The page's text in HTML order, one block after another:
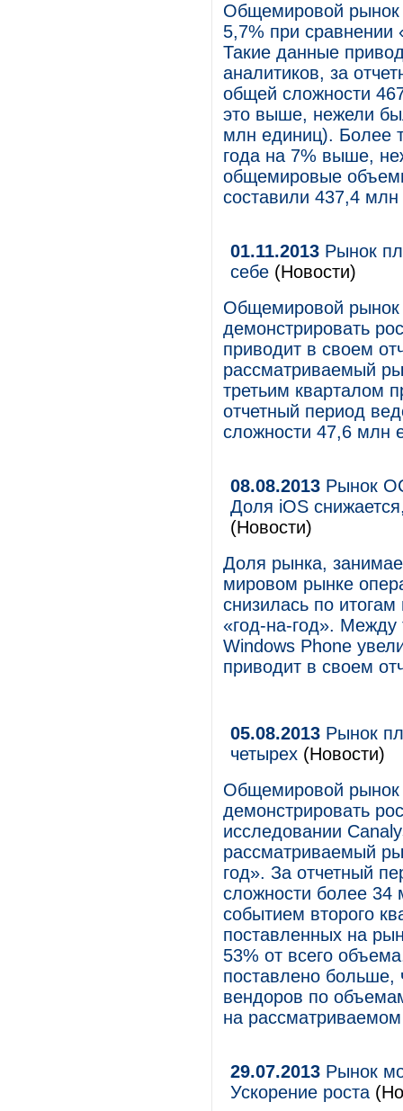
Общемировой рынок
5,7% при сравнении
Такие данные
аналитиков, за
общей сложности
это выше, нежели
млн единиц). Более
года на 7% выше,
общемировые
составили 437,4 млн
01.11.2013 Рынок
себе (Новости)
Общемировой рынок
демонстрировать
приводит в своем
рассматриваемый
третьим кварталом
отчетный период
сложности 47,6 млн
08.08.2013 Рынок
Доля iOS
(Новости)
Доля рынка,
мировом рынке
снизилась по
«год-на-год».
Windows Phone
приводит в своем
05.08.2013 Рынок
четырех (Новости)
Общемировой рынок
демонстрировать
исследовании
рассматриваемый
год». За отчетный
сложности более
событием второго
поставленных на
53% от всего
поставлено
вендоров по
на
29.07.2013 Рынок
Ускорение роста